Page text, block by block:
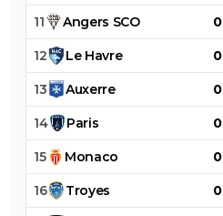
11 Angers SCO 0
12 Le Havre 0
13 Auxerre 0
14 Paris 0
15 Monaco 0
16 Troyes 0